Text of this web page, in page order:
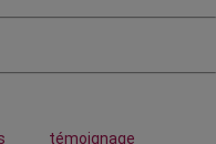
témoignage